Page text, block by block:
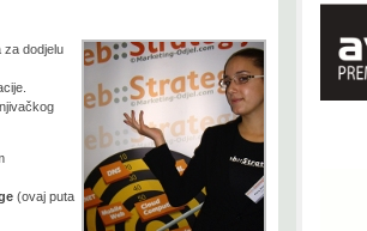
za dodjelu
(ovaj puta